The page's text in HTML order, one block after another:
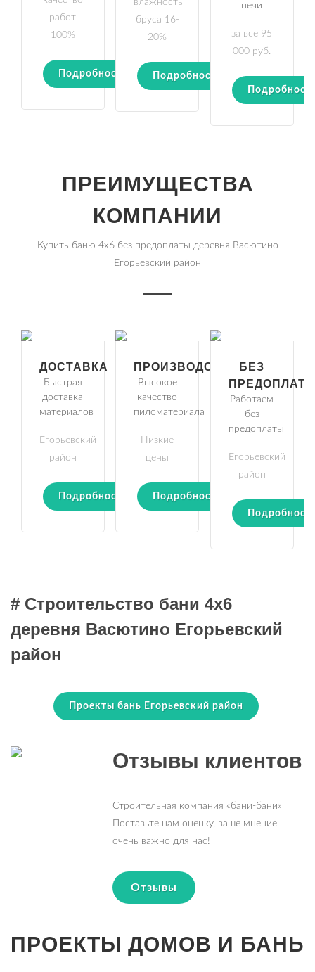
работ
100%
Подробности
влажность
бруса 16-
20%
Подробности
печи
за все 95
000 руб.
ПРЕИМУЩЕСТВА
КОМПАНИИ
Купить баню 4х6 без предоплаты деревня Васютино
Егорьевский район
ДОСТАВКА
Быстрая
доставка
материалов
Егорьевский
район
Подробности
ПРОИЗВОДСТВО
Высокое
качество
пиломатериала
Низкие
цены
Подробности
БЕЗ
Работаем
без
предоплаты
Егорьевский
район
# Строительство бани 4х6
деревня Васютино Егорьевский
район
Проекты бань Егорьевский район
Отзывы клиентов
Строительная компания «бани-бани»
Поставьте нам оценку, ваше мнение
очень важно для нас!
Отзывы
ПРОЕКТЫ ДОМОВ И БАНЬ